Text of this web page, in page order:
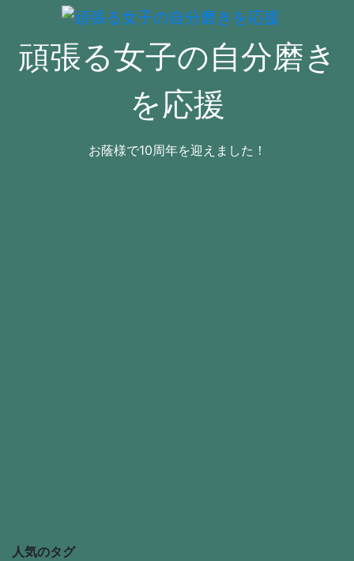
頑張る女子の自分磨き
を応援
お蔭様で10周年を迎えました！
人気のタグ